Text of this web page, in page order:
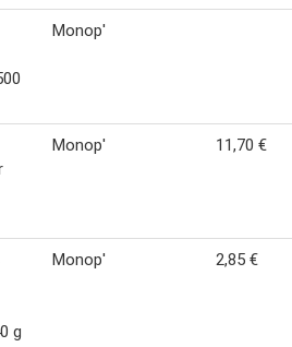
Monop'
Monop' 11,70 €
g
Monop' 2,85 €